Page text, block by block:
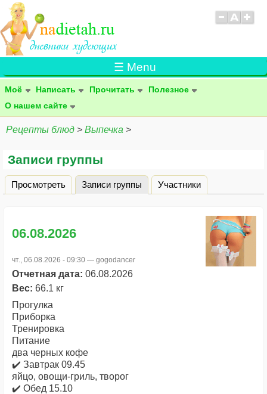
☰ Menu
Моё Написать Прочитать
Полезное
О нашем сайте
Рецепты блюд > Выпечка >
Записи группы
Главные вкладки
Просмотреть Записи группы (активная вкладка)
Участники
06.08.2026
чт., 06.08.2026 - 09:30 — gogodancer
Отчетная дата: 06.08.2026
Вес: 66.1 кг
Прогулка
Приборка
Тренировка
Питание
два черных кофе
✔️ Завтрак 09.45
яйцо, овощи-гриль, творог
✔️ Обед 15.10